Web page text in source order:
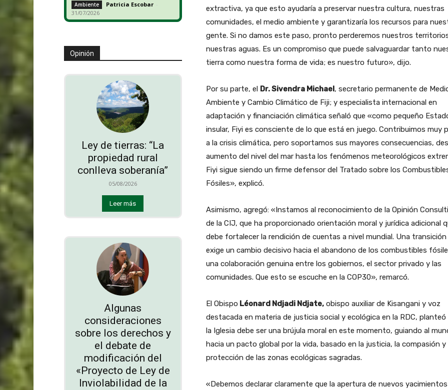
Ambiente Patricia Escobar -
31/07/2026
Opinión
Ley de tierras: “La
propiedad rural
conlleva soberanía”
05/08/2026
Leer más
Algunas
consideraciones
sobre los derechos y
el debate de
modificación del
«Proyecto de Ley de
Inviolabilidad de la
extractiva, ya que esto ayudaría a preservar nuestra cultura, nuestras
comunidades, el medio ambiente y garantizaría los recursos para
gente. Si no damos este paso, pronto perderemos nuestros
nuestras aguas. Es un compromiso que puede salvaguardar tanto
tierra como nuestra forma de vida; es nuestro futuro», dijo.
Por su parte, el Dr. Sivendra Michael, secretario permanente de
Ambiente y Cambio Climático de Fiji; y especialista internacional en
adaptación y financiación climática señaló que «como pequeño
insular, Fiyi es consciente de lo que está en juego. Contribuimos muy
a la crisis climática, pero soportamos sus mayores consecuencias,
aumento del nivel del mar hasta los fenómenos meteorológicos
Fiyi sigue siendo un firme defensor del Tratado sobre los
Fósiles», explicó.
Asimismo, agregó: «Instamos al reconocimiento de la Opinión
de la CIJ, que ha proporcionado orientación moral y jurídica adicional
debe fortalecer la rendición de cuentas a nivel mundial. Una
exige un cambio decisivo hacia el abandono de los combustibles
una colaboración genuina entre los gobiernos, el sector privado y las
comunidades. Que esto se escuche en la COP30», remarcó.
El Obispo Léonard Ndjadi Ndjate,obispo auxiliar de Kisangani y voz
destacada en materia de justicia social y ecológica en la RDC, planteó
la Iglesia debe ser una brújula moral en este momento, guiando al
hacia un pacto global por la vida, basado en la justicia, la compasión y
protección de las zonas ecológicas sagradas.
«Debemos declarar claramente que la apertura de nuevos